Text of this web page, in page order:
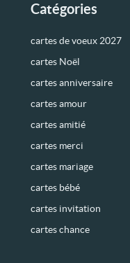
Catégories
cartes de voeux 2027
cartes Noël
cartes anniversaire
cartes amour
cartes amitié
cartes merci
cartes mariage
cartes bébé
cartes invitation
cartes chance